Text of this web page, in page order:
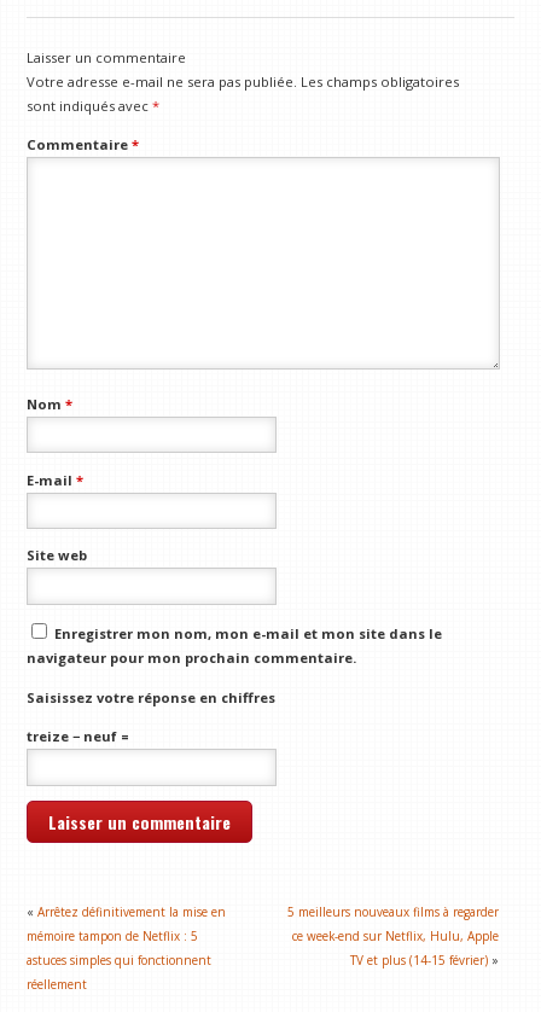
Laisser un commentaire
Votre adresse e-mail ne sera pas publiée. Les champs obligatoires
sont indiqués avec*
Commentaire*
Nom*
E-mail*
Site web
Enregistrer mon nom, mon e-mail et mon site dans le
navigateur pour mon prochain commentaire.
Saisissez votre réponse en chiffres
treize − neuf =
«Arrêtez définitivement la mise en
mémoire tampon de Netflix : 5
astuces simples qui fonctionnent
réellement
5 meilleurs nouveaux films à regarder
ce week-end sur Netflix, Hulu, Apple
TV et plus (14-15 février) »